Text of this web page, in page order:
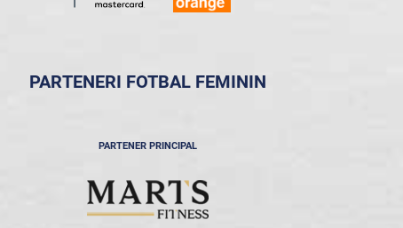
PARTENERI FOTBAL FEMININ
PARTENER PRINCIPAL